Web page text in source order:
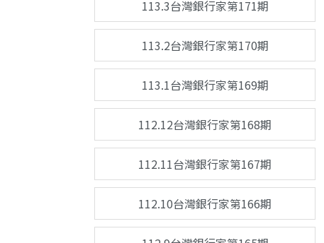
113.3台灣銀行家第171期
113.2台灣銀行家第170期
113.1台灣銀行家第169期
112.12台灣銀行家第168期
112.11台灣銀行家第167期
112.10台灣銀行家第166期